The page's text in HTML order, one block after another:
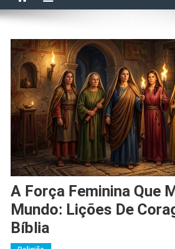
A Força Feminina Que
Mundo: Lições De
Bíblia